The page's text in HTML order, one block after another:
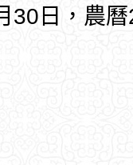
30日，農